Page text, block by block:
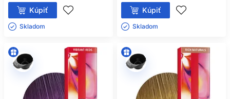
Kúpiť
Skladom ㅤ
Kúpiť
Skladom ㅤ